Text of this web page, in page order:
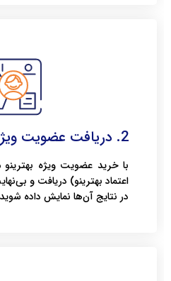
2. دریافت عضویت ویژه
با خرید عضویت ویژه
اعتماد بهترینو) دریافت و
در نتایج آن‌ها نمایش داده